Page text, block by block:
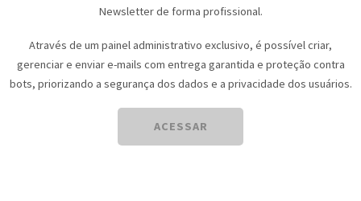
Newsletter de forma profissional.
Através de um painel administrativo exclusivo, é possível criar,
gerenciar e enviar e-mails com entrega garantida e proteção contra
bots, priorizando a segurança dos dados e a privacidade dos usuários.
ACESSAR